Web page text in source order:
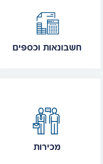
חשבונאות וכספים
מכירות